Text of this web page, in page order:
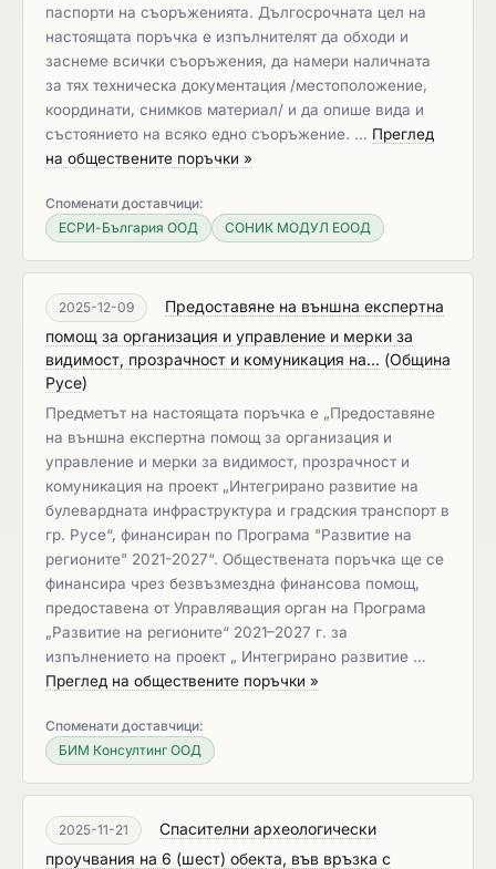
паспорти на съоръженията. Дългосрочната цел на
настоящата поръчка е изпълнителят да обходи и
заснеме всички съоръжения, да намери наличната
за тях техническа документация /местоположение,
координати, снимков материал/ и да опише вида и
състоянието на всяко едно съоръжение. … Преглед
на обществените поръчки »
Споменати доставчици:
ЕСРИ-България ООД
СОНИК МОДУЛ ЕООД
2025-12-09
Предоставяне на външна експертна
помощ за организация и управление и мерки за
видимост, прозрачност и комуникация на... (Община
Русе)
Предметът на настоящата поръчка е „Предоставяне
на външна експертна помощ за организация и
управление и мерки за видимост, прозрачност и
комуникация на проект „Интегрирано развитие на
булевардната инфраструктура и градския транспорт в
гр. Русе“, финансиран по Програма "Развитие на
регионите" 2021-2027“. Обществената поръчка ще се
финансира чрез безвъзмездна финансова помощ,
предоставена от Управляващия орган на Програма
„Развитие на регионите“ 2021–2027 г. за
изпълнението на проект „ Интегрирано развитие …
Преглед на обществените поръчки »
Споменати доставчици:
БИМ Консултинг ООД
2025-11-21
Спасителни археологически
проучвания на 6 (шест) обекта, във връзка с